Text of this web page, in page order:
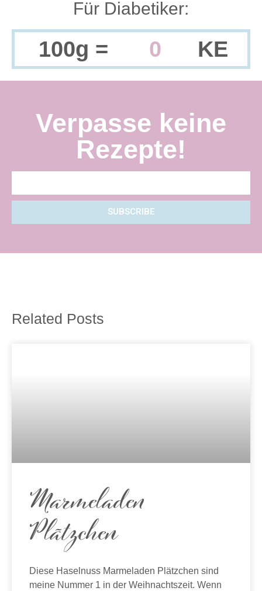
Für Diabetiker:
100g = 0 KE
Verpasse keine
Rezepte!
SUBSCRIBE
Related Posts
Marmeladen
Plätzchen
Diese Haselnuss Marmeladen Plätzchen sind
meine Nummer 1 in der Weihnachtszeit. Wenn